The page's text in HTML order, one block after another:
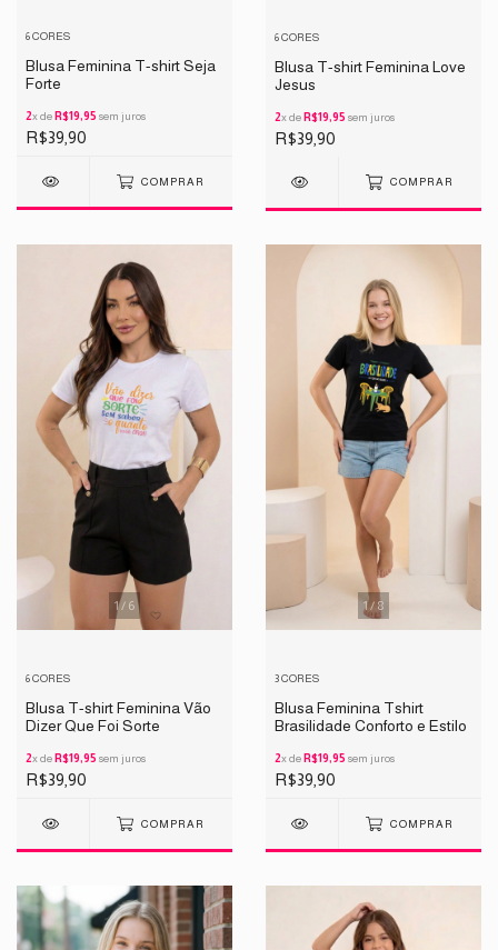
6 CORES
Blusa Feminina T-shirt Seja
Forte
2x de R$19,95 sem juros
R$39,90
COMPRAR
6 CORES
Blusa T-shirt Feminina Love
Jesus
2x de R$19,95 sem juros
R$39,90
COMPRAR
1/ 6
6 CORES
Blusa T-shirt Feminina Vão
Dizer Que Foi Sorte
2x de R$19,95 sem juros
R$39,90
COMPRAR
1/ 8
3 CORES
Blusa Feminina Tshirt
Brasilidade Conforto e Estilo
2x de R$19,95 sem juros
R$39,90
COMPRAR